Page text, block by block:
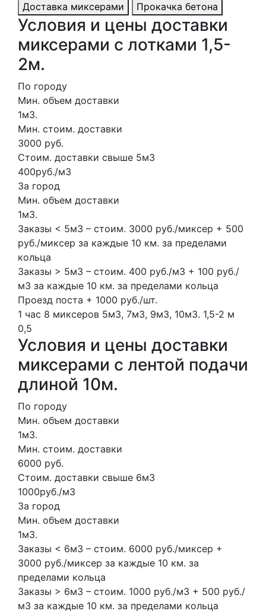
Доставка миксерами Прокачка бетона
Условия и цены доставки
миксерами с лотками 1,5-
2м.
По городу
Мин. объем доставки
1м3.
Мин. стоим. доставки
3000 руб.
Стоим. доставки свыше 5м3
400руб./м3
За город
Мин. объем доставки
1м3.
Заказы < 5м3 – стоим. 3000 руб./миксер + 500
руб./миксер за каждые 10 км. за пределами
кольца
Заказы > 5м3 – стоим. 400 руб./м3 + 100 руб./
м3 за каждые 10 км. за пределами кольца
Проезд поста + 1000 руб./шт.
1 час 8 миксеров 5м3, 7м3, 9м3, 10м3. 1,5-2 м
0,5
Условия и цены доставки
миксерами с лентой подачи
длиной 10м.
По городу
Мин. объем доставки
1м3.
Мин. стоим. доставки
6000 руб.
Стоим. доставки свыше 6м3
1000руб./м3
За город
Мин. объем доставки
1м3.
Заказы < 6м3 – стоим. 6000 руб./миксер +
3000 руб./миксер за каждые 10 км. за
пределами кольца
Заказы > 6м3 – стоим. 1000 руб./м3 + 500 руб./
м3 за каждые 10 км. за пределами кольца